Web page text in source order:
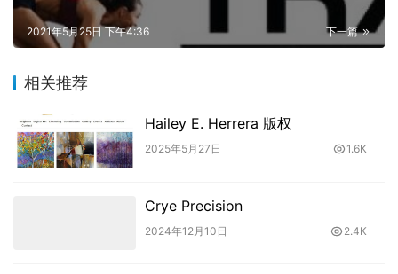
下一篇
2021年5月25日 下午4:36
相关推荐
Hailey E. Herrera 版权
2025年5月27日 1.6K
Crye Precision
2024年12月10日 2.4K